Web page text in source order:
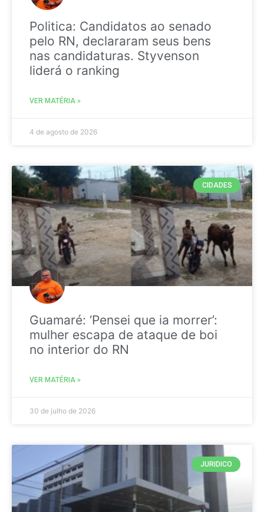
Politica: Candidatos ao senado
pelo RN, declararam seus bens
nas candidaturas. Styvenson
liderá o ranking
VER MATÉRIA »
4 de agosto de 2026
CIDADES
Guamaré: ‘Pensei que ia morrer’:
mulher escapa de ataque de boi
no interior do RN
VER MATÉRIA »
30 de julho de 2026
JURIDICO